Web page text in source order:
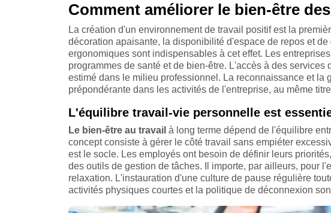
Comment améliorer le bien-être
La création d'un environnement de travail positif est la
décoration apaisante, la disponibilité d'espace de repos et
ergonomiques sont indispensables à cet effet. Les
programmes de santé et de bien-être. L'accès à des
estimé dans le milieu professionnel. La reconnaissance et la
prépondérante dans les activités de l'entreprise, au même
L'équilibre travail-vie personnelle est
Le bien-être au travail à long terme dépend de l'équilibre
concept consiste à gérer le côté travail sans empiéter
est le socle. Les employés ont besoin de définir leurs
des outils de gestion de tâches. Il importe, par ailleurs, pour
relaxation. L'instauration d'une culture de pause régulière
activités physiques courtes et la politique de déconnexion